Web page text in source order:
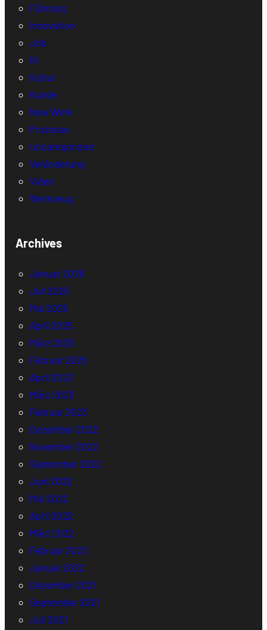
Führung
Innovation
Job
KI
Kultur
Kunde
New Work
Prozesse
Uncategorized
Veränderung
Video
Werkzeug
Archives
Januar 2026
Juli 2025
Mai 2025
April 2025
März 2025
Februar 2025
April 2023
März 2023
Februar 2023
Dezember 2022
November 2022
September 2022
Juni 2022
Mai 2022
April 2022
März 2022
Februar 2022
Januar 2022
Dezember 2021
September 2021
Juli 2021